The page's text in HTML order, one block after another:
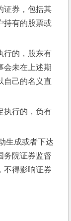
证券，包括其
持有的股票或
的，股东有
会未在上述期
自己的名义直
行的，负有
生成或者下达
务院证券监督
不得影响证券